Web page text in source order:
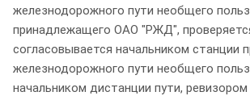
железнодорожного пути необщего
принадлежащего ОАО "РЖД",
согласовывается начальником станции
железнодорожного пути необщего
начальником дистанции пути,